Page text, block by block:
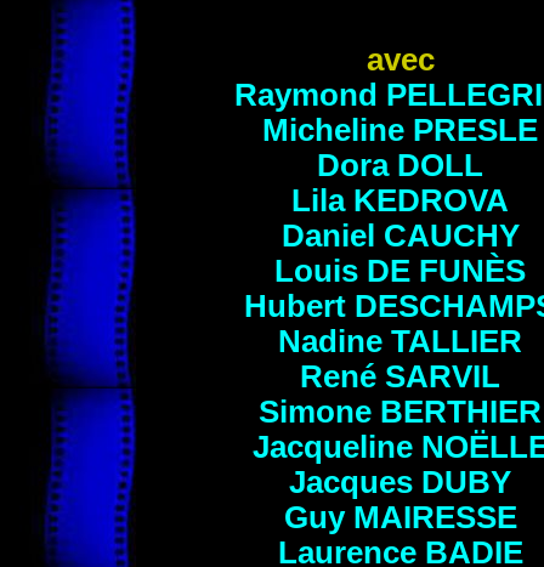
avec
Raymond
Micheline PRESLE
DoraDOLL
Lila KEDROVA
Daniel CAUCHY
Louis DE FUNÈS
Hubert
Nadine TALLIER
René SARVIL
Simone BERTHIER
Jacqueline
Jacques DUBY
Guy MAIRESSE
Laurence BADIE